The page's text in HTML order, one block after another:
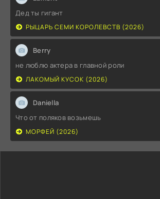
Дед ты гигант
РЫЦАРЬ СЕМИ КОРОЛЕВСТВ (2026)
Berry
не люблю актера в главной роли
ЛАКОМЫЙ КУСОК (2026)
Daniella
Что от поляков возьмешь
МОРФЕЙ (2026)